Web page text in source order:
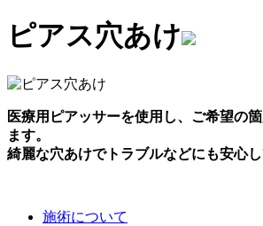
ピアス穴あけ
医療用ピアッサーを使用し、ご希望の
ます。
綺麗な穴あけでトラブルなどにも安心し
施術について